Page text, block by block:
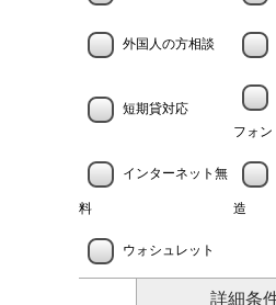
外国人の方相談
短期貸対応
フォン
インターネット無
料 造
ウォシュレット